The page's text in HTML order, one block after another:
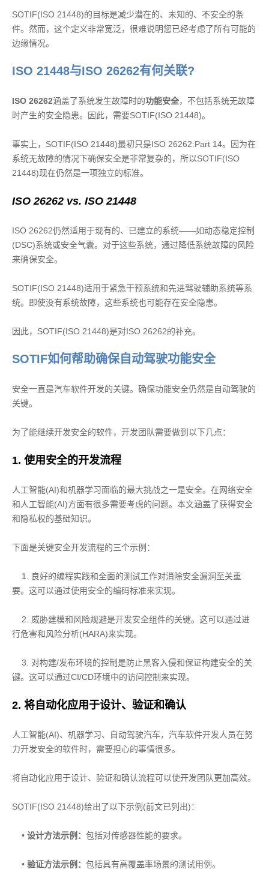
SOTIF(ISO 21448)的目标是减少潜在的、未知的、不安全的条
件。然而，这个定义非常宽泛，很难说明您已经考虑了所有可能的
边缘情况。
ISO 21448与ISO 26262有何关联?
ISO 26262涵盖了系统发生故障时的功能安全，不包括系统无故障
时产生的安全隐患。因此，需要SOTIF(ISO 21448)。
事实上，SOTIF(ISO 21448)最初只是ISO 26262:Part 14。因为在
系统无故障的情况下确保安全是非常复杂的，所以SOTIF(ISO
21448)现在仍然是一项独立的标准。
ISO 26262 vs. ISO 21448
ISO 26262仍然适用于现有的、已建立的系统——如动态稳定控制
(DSC)系统或安全气囊。对于这些系统，通过降低系统故障的风险
来确保安全。
SOTIF(ISO 21448)适用于紧急干预系统和先进驾驶辅助系统等系
统。即使没有系统故障，这些系统也可能存在安全隐患。
因此，SOTIF(ISO 21448)是对ISO 26262的补充。
SOTIF如何帮助确保自动驾驶功能安全
安全一直是汽车软件开发的关键。确保功能安全仍然是自动驾驶的
关键。
为了能继续开发安全的软件，开发团队需要做到以下几点：
1. 使用安全的开发流程
人工智能(AI)和机器学习面临的最大挑战之一是安全。在网络安全
和人工智能(AI)方面有很多需要考虑的问题。本文涵盖了获得安全
和隐私权的基础知识。
下面是关键安全开发流程的三个示例：
1. 良好的编程实践和全面的测试工作对消除安全漏洞至关重
要。这可以通过使用安全的编码标准来实现。
2. 威胁建模和风险规避是开发安全组件的关键。这可以通过进
行危害和风险分析(HARA)来实现。
3. 对构建/发布环境的控制是防止黑客入侵和保证构建安全的关
键。这可以通过CI/CD环境中的访问控制来实现。
2. 将自动化应用于设计、验证和确认
人工智能(AI)、机器学习、自动驾驶汽车，汽车软件开发人员在努
力开发安全的软件时，需要担心的事情很多。
将自动化应用于设计、验证和确认流程可以使开发团队更加高效。
SOTIF(ISO 21448)给出了以下示例(前文已列出)：
• 设计方法示例： 包括对传感器性能的要求。
• 验证方法示例： 包括具有高覆盖率场景的测试用例。